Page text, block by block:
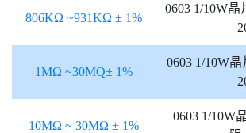
806KΩ ~931KΩ ± 1%
0603 1/10W晶
1MΩ ~30MQ± 1%
0603 1/10W
10MΩ ~ 30MΩ ± 1%
0603 1/10W